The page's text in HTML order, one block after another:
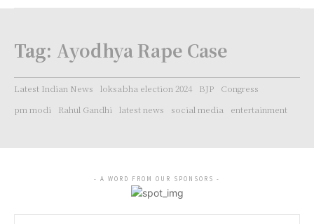
Tag: Ayodhya Rape Case
Latest Indian News loksabha election 2024 BJP
Congress
pm modi
Rahul Gandhi latest news social media entertainment
- A WORD FROM OUR SPONSORS -